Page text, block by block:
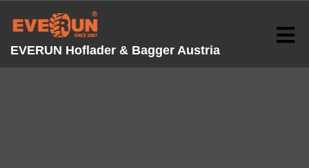
EVERUN Hoflader & Bagger Austria